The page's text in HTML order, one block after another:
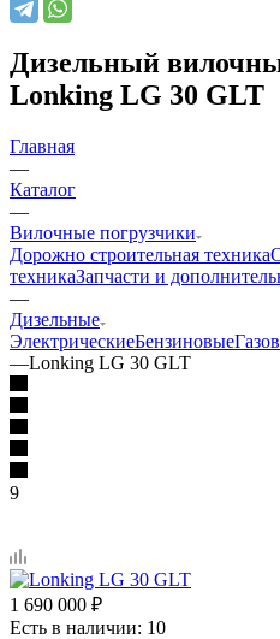
Дизельный
Lonking LG 30 GLT
Главная
—
Каталог
—
Вилочные погрузчики
Дорожно строительная техника
техникаЗапчасти и
—
Дизельные
ЭлектрическиеБензиновые
—Lonking LG 30 GLT
9
1 690 000 ₽
Есть в наличии: 10